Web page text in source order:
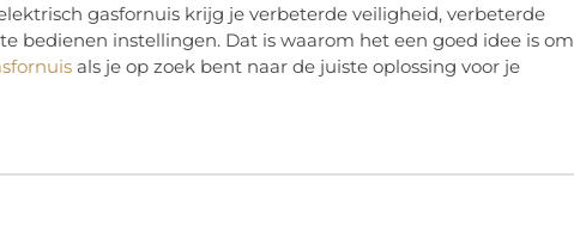
gasfornuis krijg je verbeterde veiligheid, verbeterde
bedienen instellingen. Dat is waarom het een goed idee is om
als je op zoek bent naar de juiste oplossing voor je